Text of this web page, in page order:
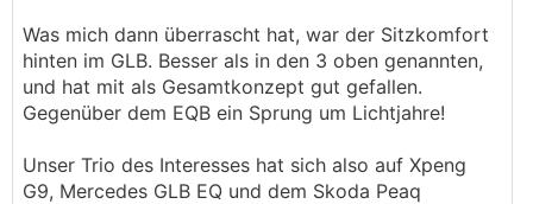
Was mich dann überrascht hat, war der Sitzkomfort
hinten im GLB. Besser als in den 3 oben genannten,
und hat mit als Gesamtkonzept gut gefallen.
Gegenüber dem EQB ein Sprung um Lichtjahre!
Unser Trio des Interesses hat sich also auf Xpeng
G9, Mercedes GLB EQ und dem Skoda Peaq